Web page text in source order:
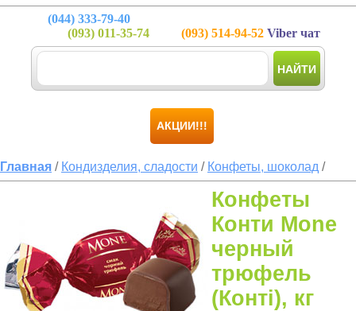
(044) 333-79-40
(093) 011-35-74 (093) 514-94-52 Viber чат
НАЙТИ
АКЦИИ!!!
Главная / Кондизделия, сладости / Конфеты, шоколад /
Конфеты
Конти Mone
черный
трюфель
(Конті), кг